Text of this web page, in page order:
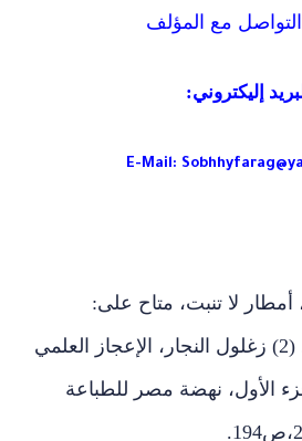
مع المؤلف
إليكتروني:
E-Mail:
أمطار لا تنبت، متاح على:
(www.kaheel7.com). (2) زغلول النجار، الإعجاز العلمي
الأول، نهضة مصر للطباعة